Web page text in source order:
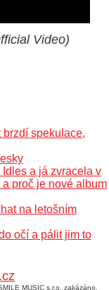
Video)
spekulace,
a já zvracela v
proč je nové album
na letošním
očí a pálit jim to
MUSIC s.r.o. zakázáno.